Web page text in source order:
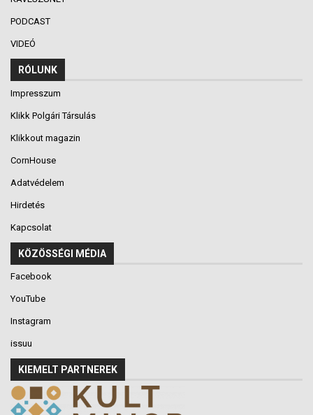
PODCAST
VIDEÓ
RÓLUNK
Impresszum
Klikk Polgári Társulás
Klikkout magazin
CornHouse
Adatvédelem
Hirdetés
Kapcsolat
KÖZÖSSÉGI MÉDIA
Facebook
YouTube
Instagram
issuu
KIEMELT PARTNEREK